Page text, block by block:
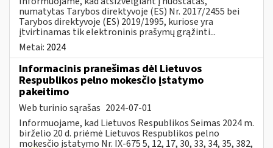
numatytas Tarybos direktyvoje (ES) Nr. 2017/2455 bei
Tarybos direktyvoje (ES) 2019/1995, kuriose yra
įtvirtinamas tik elektroninis prašymų grąžinti...
Metai: 2024
Informacinis pranešimas dėl Lietuvos
Respublikos pelno mokesčio įstatymo
pakeitimo
Web turinio sąrašas 2024-07-01
Informuojame, kad Lietuvos Respublikos Seimas 2024 m.
birželio 20 d. priėmė Lietuvos Respublikos pelno
mokesčio įstatymo Nr. IX-675 5, 12, 17, 30, 33, 34, 35, 382,